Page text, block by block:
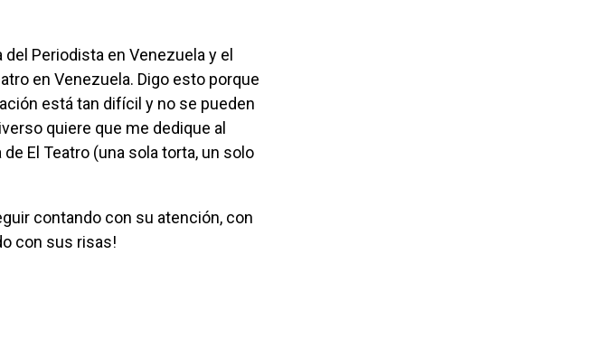
en Venezuela. Digo esto porque
está tan difícil y no se pueden
quiere que me dedique al
El Teatro (una sola torta, un solo
con sus risas!